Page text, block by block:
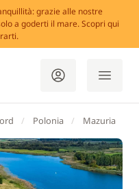
grazie alle nostre
a goderti il mare. Scopri qui
Polonia Mazuria